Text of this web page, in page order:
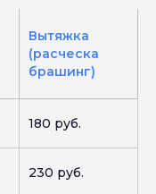
Вытяжка
(расческа
брашинг)
180 руб.
230 руб.